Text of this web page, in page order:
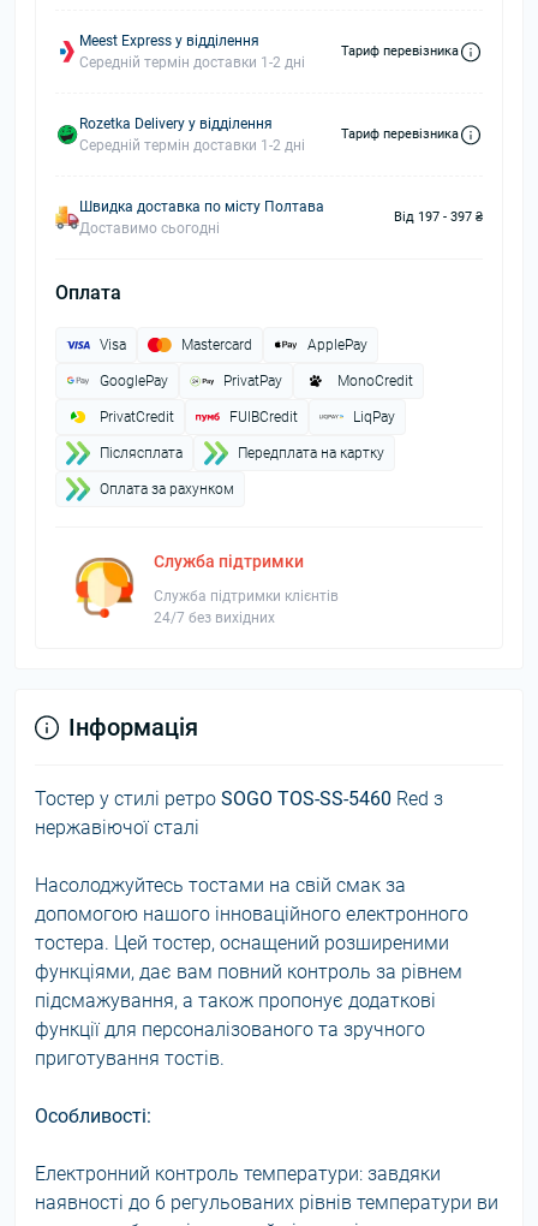
Meest Express у відділення
Середній термін доставки 1-2 дні
Тариф перевізника
Rozetka Delivery у відділення
Середній термін доставки 1-2 дні
Тариф перевізника
Швидка доставка по місту Полтава
Доставимо сьогодні
Від 197 - 397 ₴
Оплата
Visa Mastercard ApplePay
GooglePay PrivatPay MonoCredit
PrivatCredit FUIBCredit LiqPay
Пiслясплата Передплата на картку
Оплата за рахунком
Служба підтримки
Служба підтримки клієнтів
24/7 без вихідних
Інформація
Тостер у стилі ретро SOGO TOS-SS-5460 Red з
нержавіючої сталі
Насолоджуйтесь тостами на свій смак за
допомогою нашого інноваційного електронного
тостера. Цей тостер, оснащений розширеними
функціями, дає вам повний контроль за рівнем
підсмажування, а також пропонує додаткові
функції для персоналізованого та зручного
приготування тостів.
Особливості:
Електронний контроль температури: завдяки
наявності до 6 регульованих рівнів температури ви